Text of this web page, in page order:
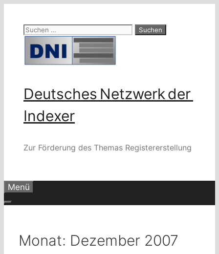
springenSuchen
Deutsches Netzwerk der
Indexer
Zur Förderung des Themas Registererstellung
Menü
Monat: Dezember 2007